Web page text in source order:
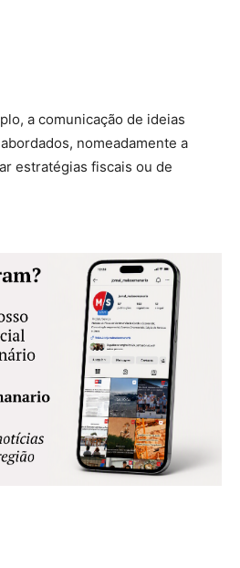
a comunicação de ideias
nomeadamente a
estratégias fiscais ou de